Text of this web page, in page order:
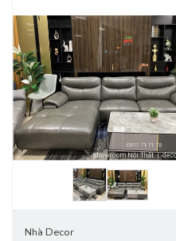
Top 100+ Mẫu Ghế
Sofa phòng khách là đồ
mẫu ghế gỗ thông thường.
như: tiện dụng, êm ái, thoải
Nhà Decor